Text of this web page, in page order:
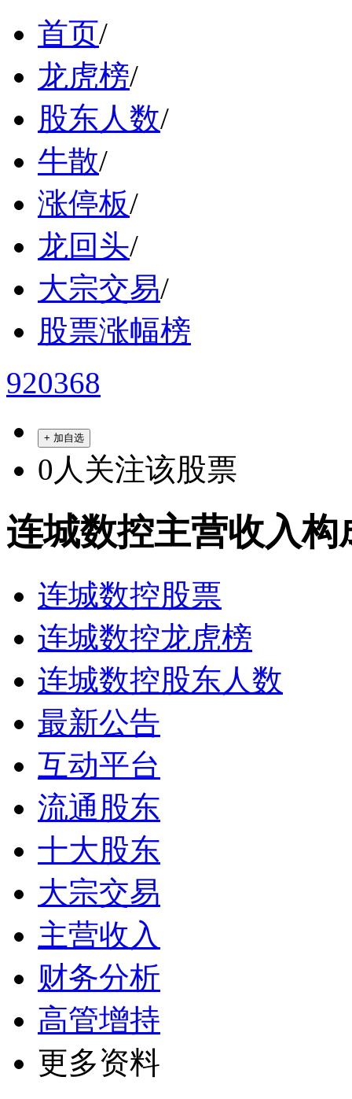
首页/
龙虎榜/
股东人数/
牛散/
涨停板/
龙回头/
大宗交易/
股票涨幅榜
920368
+ 加自选
0 人关注该股票
连城数控主营收入构
连城数控股票
连城数控龙虎榜
连城数控股东人数
最新公告
互动平台
流通股东
十大股东
大宗交易
主营收入
财务分析
高管增持
更多资料